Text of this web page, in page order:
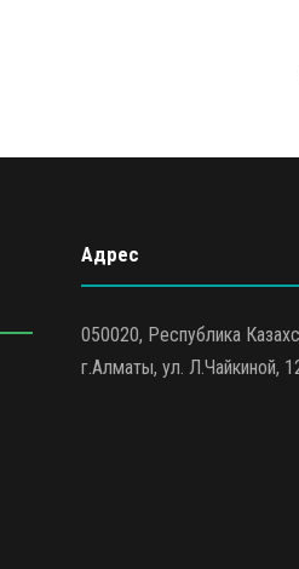
Адрес
050020, Республика
г.Алматы, ул. Л.Чайкиной,